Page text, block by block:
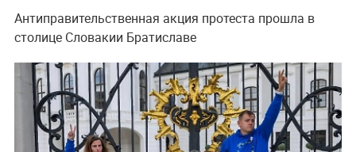
Антиправительственная акция протеста прошла в
столице Словакии Братиславе